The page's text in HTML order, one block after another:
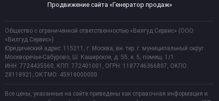
Продвижение сайта «Генератор продаж»
Общество с ограниченной ответственностью «Вилгуд Сервис» (ООО
«Вилгуд Сервис»)
Юридический адрес: 115211, г. Москва, вн. тер. г. муниципальный округ
Москворечье-Сабурово, Ш. Каширское, д. 55, к. 5, помещ. 1/1.
ИНН: 7724435560, КПП: 772401001, ОГРН: 1187746366807, ОКПО:
28118921; ОКТМО: 45918000000
Все цены, указанные на сайте приведены как справочная информация и